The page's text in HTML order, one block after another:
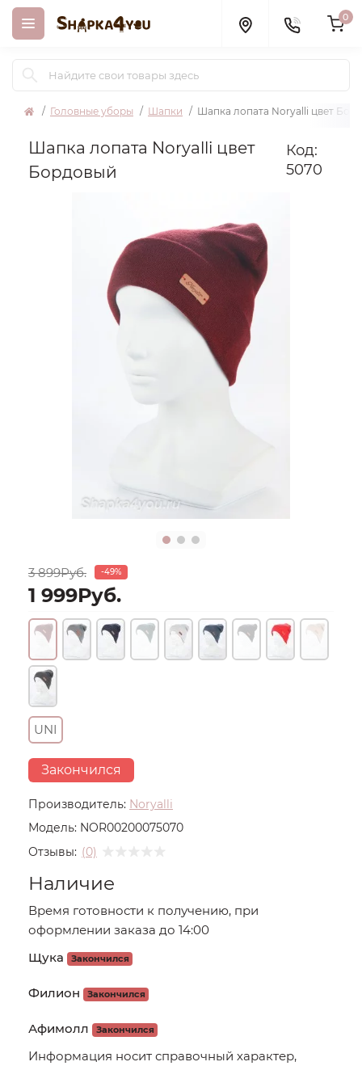
0
Головные уборы Шапки Шапка лопата Noryalli цвет
Шапка лопата Noryalli цвет
Бордовый
Код:
5070
Производитель: Noryalli
Модель: NOR00200075070
Отзывы: (0)
3 899Руб. -49%
1 999Руб.
UNI
Закончился
Наличие
Время готовности к получению, при
оформлении заказа до 14:00
Щука
Закончился
Филион Закончился
Афимолл Закончился
Информация носит справочный характер,